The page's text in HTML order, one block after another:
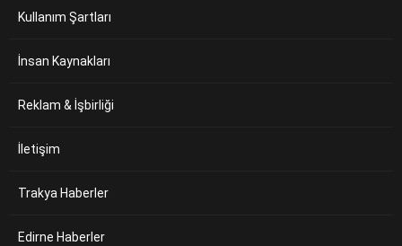
Kullanım Şartları
İnsan Kaynakları
Reklam & İşbirliği
İletişim
Trakya Haberler
Edirne Haberler